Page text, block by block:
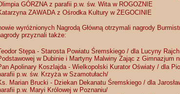
GÓRZNA z parafii p.w. św. Wita w ROGOZNIE
ZAWADA z Ośrodka Kultury w ŻEGOCINIE
wyróżnionych Nagrodą Główną otrzymali nagrody
przyznali także:
Stępa - Starosta Powiatu Śremskiego / dla Lucyny
w Dubinie i Martyny Malwiny Zając z Gimnazjum
Apolinary Koszlajda - Wielkopolski Kurator Oświaty / dla
p.w. św. Krzyża w Szamotułach/
Marian Brucki - Dziekan Dekanatu Śremskiego / dla
p.w. Maryi Królowej w Poznaniu/